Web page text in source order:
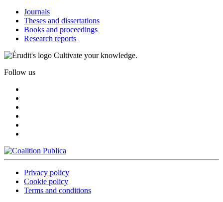
Journals
Theses and dissertations
Books and proceedings
Research reports
Cultivate your knowledge.
Follow us
Privacy policy
Cookie policy
Terms and conditions